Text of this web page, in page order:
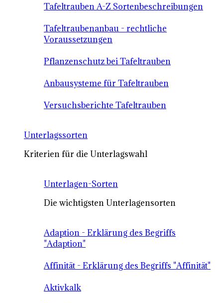
Tafeltrauben A-Z Sortenbeschreibungen
Tafeltraubenanbau - rechtliche
Voraussetzungen
Pflanzenschutz bei Tafeltrauben
Anbausysteme für Tafeltrauben
Versuchsberichte Tafeltrauben
Unterlagssorten
Kriterien für die Unterlagswahl
Unterlagen-Sorten
Die wichtigsten Unterlagensorten
Adaption - Erklärung des Begriffs
"Adaption"
Affinität - Erklärung des Begriffs "Affinität"
Aktivkalk